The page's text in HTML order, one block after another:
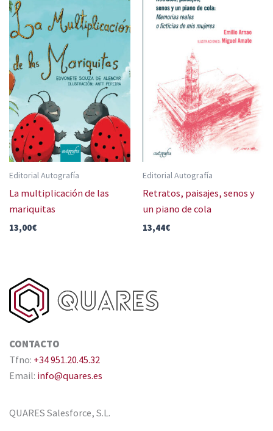
Editorial Autografía
La multiplicación de las
mariquitas
13,00€
Editorial Autografía
Retratos, paisajes, senos y
un piano de cola
13,44€
CONTACTO
Tfno: +34 951.20.45.32
Email: info@quares.es
QUARES Salesforce, S.L.